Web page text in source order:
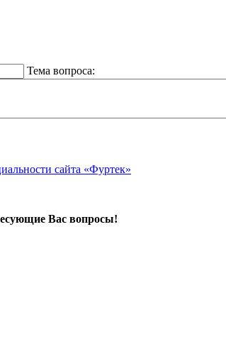
Тема вопроса:
сайта «Фуртек»
Вас вопросы!